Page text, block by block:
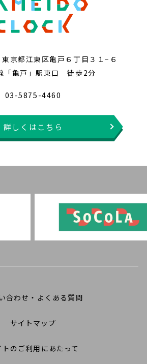
京都江東区亀戸６丁目３１−６
「亀戸」駅東口 徒歩2分
03-5875-4460
詳しくはこちら
合わせ・よくある質問
サイトマップ
トのご利用にあたって